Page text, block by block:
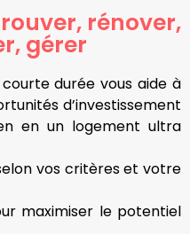
rénover,
gérer
durée vous aide à
d’investissement
en un logement ultra
vos critères et votre
maximiser le potentiel